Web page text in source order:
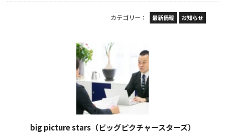
カテゴリー： 最新情報 お知らせ
big picture stars（ビッグピクチャースターズ）